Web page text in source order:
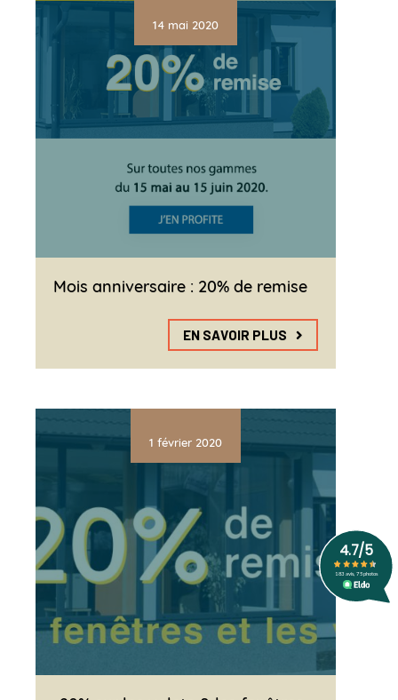
Mois anniversaire : 20% de remise
EN SAVOIR PLUS
14 mai 2020
1 février 2020